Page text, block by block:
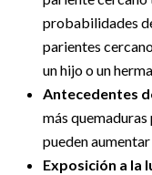
probabilidades
parientes
un hijo o un
Antecedentes
más
pueden
Exposición a la